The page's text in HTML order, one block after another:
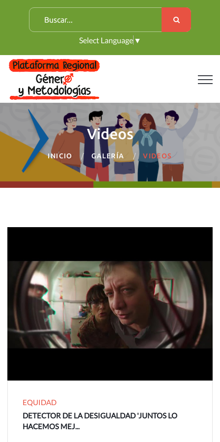
B
u
c
a
r
:
Select Language ▼
Videos
INICIO GALERÍA VIDEOS
EQUIDAD
DETECTOR DE LA DESIGUALDAD 'JUNTOS LO
HACEMOS MEJ...